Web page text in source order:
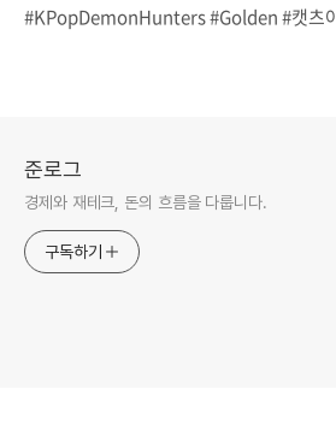
#KPopDemonHunters #Golden #캣츠
준로그
경제와 재테크, 돈의 흐름을 다룹니다.
구독하기